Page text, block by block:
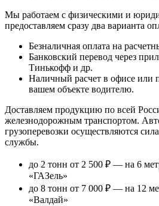
Мы работаем с физическими и
предоставляем сразу два варианта
Безналичная оплата на
Банковский перевод через
Тинькофф и др.
Наличный расчет в офисе или
вашем объекте водителю.
Доставляем продукцию по всей
железнодорожным транспортом.
грузоперевозки осуществляются
службы.
до 2 тонн от 2 500 ₽ — на 6
«ГАЗель»
до 8 тонн от 7 000 ₽ — на 12
«Валдай»